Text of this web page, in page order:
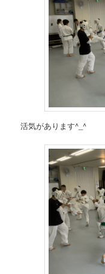
活気があります^_^